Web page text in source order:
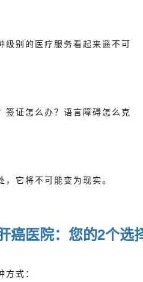
级别的医疗服务看起来遥不可
签证怎么办？语言障碍怎么克
，它将不可能变为现实。
癌医院：您的2个选
方式：